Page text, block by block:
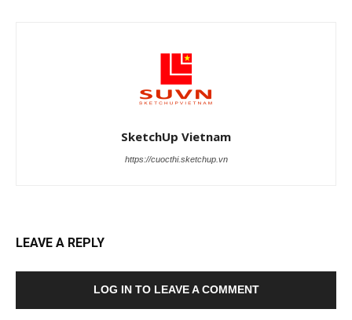
SketchUp Vietnam
https://cuocthi.sketchup.vn
LEAVE A REPLY
LOG IN TO LEAVE A COMMENT